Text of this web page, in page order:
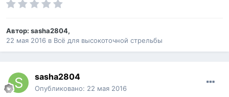
Автор: sasha2804,
22 мая 2016 в Всё для высокоточной стрельбы
sasha2804
Опубликовано: 22 мая 2016